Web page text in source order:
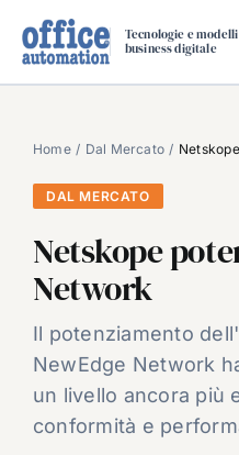
Tecnologie e
business digitale
SPECIAL PAPER
TAVOLE ROTONDE DI
CARRIERE
VIDEO
EVENTI
CHI SIAMO
Home Dal Mercato
DAL MERCATO
Netskope
Network
Il potenziamento
NewEdge Network
un livello ancora più
conformità e